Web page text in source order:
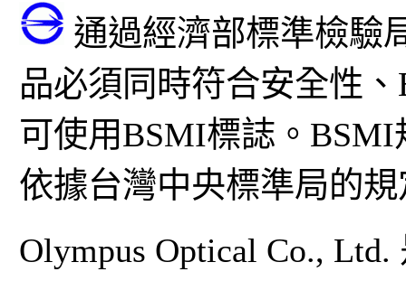
通過經濟部標準檢驗
品必須同時符合安全性
可使用BSMI標誌。
依據台灣中央標準局的
Olympus Optical Co.,